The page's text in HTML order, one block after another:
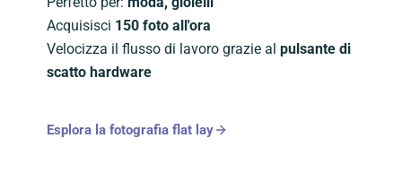
Acquisisci 150 foto all'ora
Velocizza il flusso di lavoro grazie al pulsante di
scatto hardware
Esplora la fotografia flat lay